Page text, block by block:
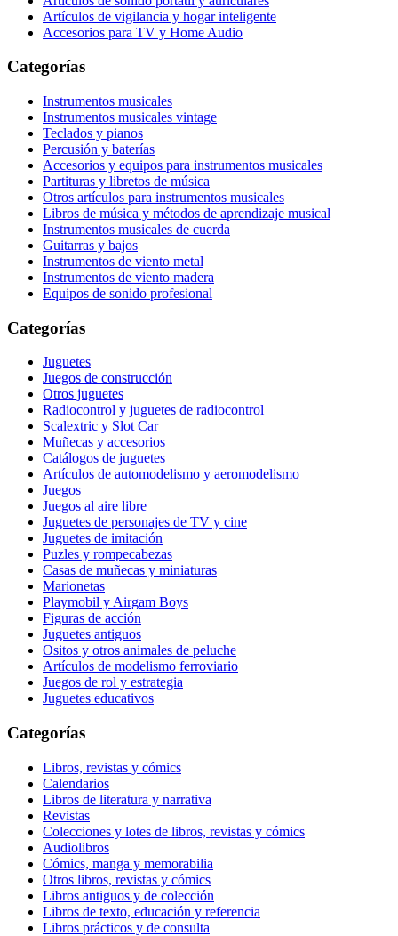
Artículos de vigilancia y hogar inteligente
Accesorios para TV y Home Audio
Categorías
Instrumentos musicales
Instrumentos musicales vintage
Teclados y pianos
Percusión y baterías
Accesorios y equipos para instrumentos musicales
Partituras y libretos de música
Otros artículos para instrumentos musicales
Libros de música y métodos de aprendizaje musical
Instrumentos musicales de cuerda
Guitarras y bajos
Instrumentos de viento metal
Instrumentos de viento madera
Equipos de sonido profesional
Categorías
Juguetes
Juegos de construcción
Otros juguetes
Radiocontrol y juguetes de radiocontrol
Scalextric y Slot Car
Muñecas y accesorios
Catálogos de juguetes
Artículos de automodelismo y aeromodelismo
Juegos
Juegos al aire libre
Juguetes de personajes de TV y cine
Juguetes de imitación
Puzles y rompecabezas
Casas de muñecas y miniaturas
Marionetas
Playmobil y Airgam Boys
Figuras de acción
Juguetes antiguos
Ositos y otros animales de peluche
Artículos de modelismo ferroviario
Juegos de rol y estrategia
Juguetes educativos
Categorías
Libros, revistas y cómics
Calendarios
Libros de literatura y narrativa
Revistas
Colecciones y lotes de libros, revistas y cómics
Audiolibros
Cómics, manga y memorabilia
Otros libros, revistas y cómics
Libros antiguos y de colección
Libros de texto, educación y referencia
Libros prácticos y de consulta